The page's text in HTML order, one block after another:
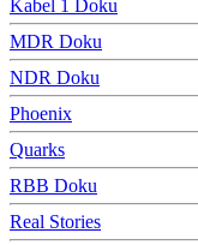
Kabel 1 Doku
MDR Doku
NDR Doku
Phoenix
Quarks
RBB Doku
Real Stories